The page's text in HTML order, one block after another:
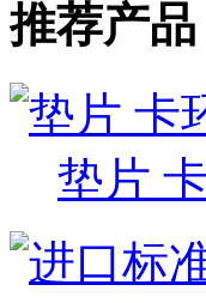
推荐产品
垫片